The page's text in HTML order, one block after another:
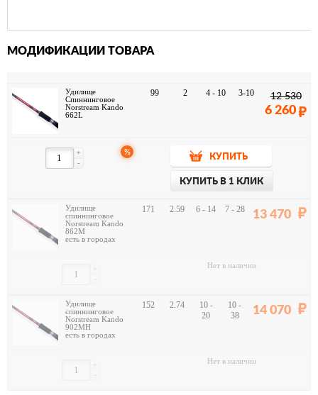
МОДИФИКАЦИИ ТОВАРА
Удилище
Спиннинговое
Norstream Kando
662L
99 2 4 - 10 3-10 12 530
6 260
-
+ %
КУПИТЬ
КУПИТЬ В 1 КЛИК
Удилище
спиннинговое
Norstream Kando
862M
есть в городах
171 2.59 6 - 14 7 - 28 13 470
-
+ Нет в наличии
Удилище
спиннинговое
Norstream Kando
902MH
есть в городах
152 2.74
10 -
20
10 -
38
14 070
-
+ Нет в наличии